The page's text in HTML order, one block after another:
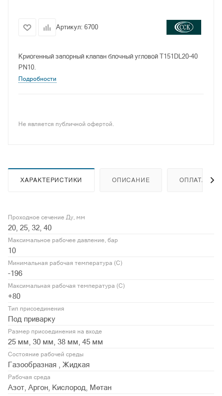
Артикул: 6700
Криогенный запорный клапан блочный угловой T151DL20-40
PN10.
Подробности
Не является публичной офертой.
ХАРАКТЕРИСТИКИ ОПИСАНИЕ ОПЛАТА
Проходное сечение Ду, мм
20, 25, 32, 40
Максимальное рабочее давление, бар
10
Минимальная рабочая температура (С)
-196
Максимальная рабочая температура (С)
+80
Тип присоединения
Под приварку
Размер присоединения на входе
25 мм, 30 мм, 38 мм, 45 мм
Состояние рабочей среды
Газообразная , Жидкая
Рабочая среда
Азот, Аргон, Кислород, Метан